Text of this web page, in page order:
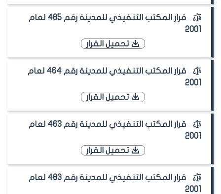
قرار المكتب التنفيذي للمدينة رقم 465 لعام
2001
تحميل القرار
قرار المكتب التنفيذي للمدينة رقم 464 لعام
2001
تحميل القرار
قرار المكتب التنفيذي للمدينة رقم 463 لعام
2001
تحميل القرار
قرار المكتب التنفيذي للمدينة رقم 463 لعام
2001